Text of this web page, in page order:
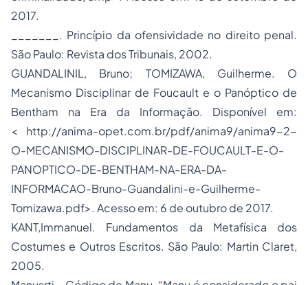
2017.
_______. Princípio da ofensividade no direito penal.
São Paulo: Revista dos Tribunais, 2002.
GUANDALINIL, Bruno; TOMIZAWA, Guilherme. O
Mecanismo Disciplinar de Foucault e o Panóptico de
Bentham na Era da Informação. Disponível em:
< http://anima-opet.com.br/pdf/anima9/anima9-2-
O-MECANISMO-DISCIPLINAR-DE-FOUCAULT-E-O-
PANOPTICO-DE-BENTHAM-NA-ERA-DA-
INFORMACAO-Bruno-Guandalini-e-Guilherme-
Tomizawa.pdf>. Acesso em: 6 de outubro de 2017.
KANT,Immanuel. Fundamentos da Metafísica dos
Costumes e Outros Escritos. São Paulo: Martin Claret,
2005.